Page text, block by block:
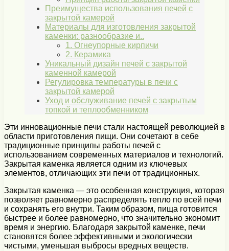
Преимущества использования печей с
закрытой камерой
Материалы для изготовления закрытой
каменки: разнообразие и..
1. Огнеупорные кирпичи
2. Керамика
Уникальный дизайн печей с закрытой
каменной камерой
Регулировка температуры в печи с
закрытой камерой
Уход и обслуживание печей с закрытым
топкой и теплообменником
Эти инновационные печи стали настоящей революцией в
области приготовления пищи. Они сочетают в себе
традиционные принципы работы печей с
использованием современных материалов и технологий.
Закрытая каменка является одним из ключевых
элементов, отличающих эти печи от традиционных.
Закрытая каменка — это особенная конструкция, которая
позволяет равномерно распределять тепло по всей печи
и сохранять его внутри. Таким образом, пища готовится
быстрее и более равномерно, что значительно экономит
время и энергию. Благодаря закрытой каменке, печи
становятся более эффективными и экологически
чистыми, уменьшая выбросы вредных веществ.